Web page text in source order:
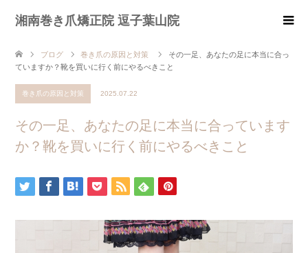
湘南巻き爪矯正院 逗子葉山院
ブログ 巻き爪の原因と対策
その一足、あなたの足に本当に合っ
ていますか？靴を買いに行く前にやるべきこと
巻き爪の原因と対策 2025.07.22
その一足、あなたの足に本当に合っています
か？靴を買いに行く前にやるべきこと